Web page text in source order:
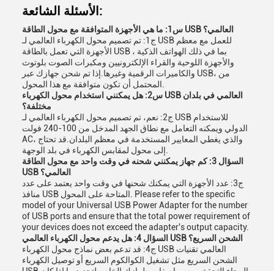
الأسئلة الشائعة:
س1: ما هي الأجهزة المتوافقة مع محول الطاقة USB العالمي؟
ج1: تم تصميم محول الكهرباء العالمي لـ USB للعمل مع معظم
الأجهزة التي تعمل بالطاقة USB ، بما في ذلك الهواتف الذكية
والأجهزة اللوحية والقراء الإلكترونيين ومكبرات الصوت بلوتوث
والكاميرات الرقمية وغيرها.إذا تم شحن جهازك عبر USB، من
س2: هل يمكنني استخدام محول الكهرباء USB العالمي في بلدان
مختلفة؟
ج2: نعم، تم تصميم محول الكهرباء العالمي لـ USB للاستخدام
الدولي ويمكنه التعامل مع نطاق الجهد المدخل من 100-240 فولت
AC، والذي يغطي المعايير المستخدمة في معظم البلدان.قد تحتاج
السؤال 3: كم جهاز يمكنني شحنه في وقت واحد مع محول الطاقة
USB العالمي؟
ج3: عدد الأجهزة التي يمكنك شحنها في وقت واحد يعتمد على عدد
منافذ USB المتاحة على المحول. Please refer to the specific
model of your Universal USB Power Adapter for the number
of USB ports and ensure that the total power requirement of
your devices does not exceed the adapter's output capacity.
السؤال 4: هل يدعم محول الكهرباء العالمي USB الشحن السريع؟
ج4: قد تدعم بعض نماذج محول الكهرباء USB العالمي تقنيات
الشحن السريع مثل تشغيل الكوالكوم السريع أو توصيل الكهرباء